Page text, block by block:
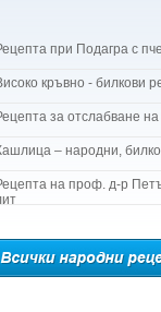
при Подагра с
кръвно - билкови
за отслабване
– народни,
на проф. д-р